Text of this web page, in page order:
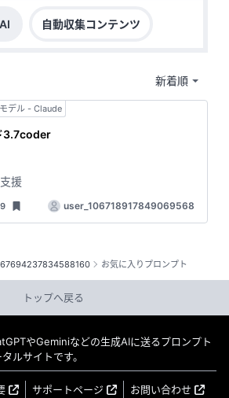
お気に入りプロンプト
自動収集コンテンツ
デル - Claude
3.7coder
援
user_106718917849069568
トップへ戻る
やGeminiなどの生成AIに送るプロンプト
ルサイトです。
サポートページ お問い合わせ